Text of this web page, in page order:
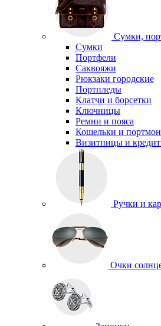
Сумки,
Сумки
Портфели
Саквояжи
Рюкзаки городские
Портпледы
Клатчи и борсетки
Ключницы
Ремни и пояса
Кошельки и
Визитницы и
Ручки и
Очки